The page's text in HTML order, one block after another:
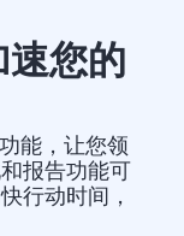
您的
能，让您领
报告功能可
行动时间，